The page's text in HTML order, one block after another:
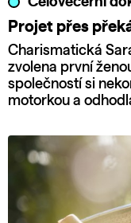
Projet přes
Charismatická
zvolena první
společností si
motorkou a